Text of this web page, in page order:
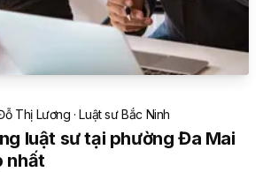
Thị Lương ·Luật sư Bắc Ninh
luật sư tại phường Đa Mai
nhất